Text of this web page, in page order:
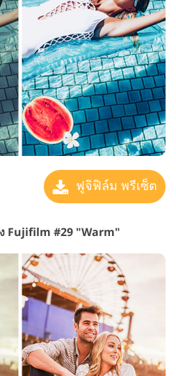
ฟูจิฟิล์ม พรีเซ็ต
Fujifilm #29 "Warm"